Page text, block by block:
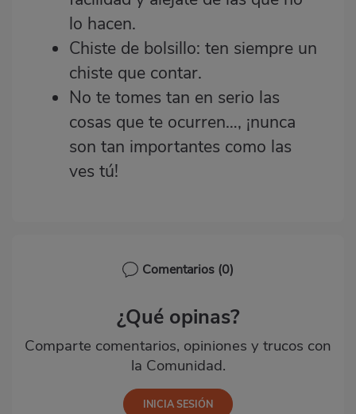
lo hacen.
Chiste de bolsillo: ten siempre un
chiste que contar.
No te tomes tan en serio las
cosas que te ocurren…, ¡nunca
son tan importantes como las
ves tú!
Comentarios (0)
¿Qué opinas?
Comparte comentarios, opiniones y trucos con
la Comunidad.